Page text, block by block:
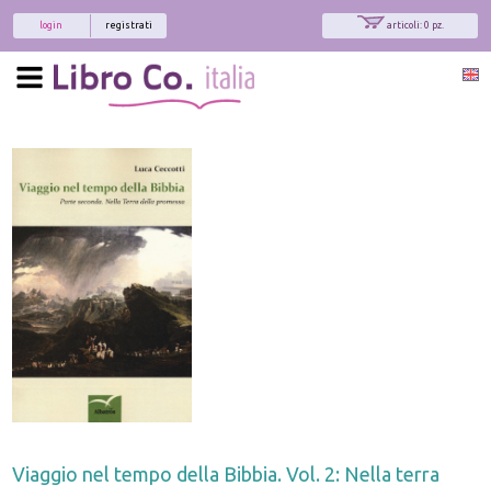
articoli: 0 pz.
registrati
login
Viaggio nel tempo della Bibbia. Vol. 2: Nella terra